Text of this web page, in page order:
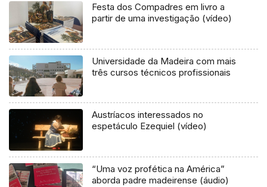
Festa dos Compadres em livro a
partir de uma investigação (vídeo)
Universidade da Madeira com mais
três cursos técnicos profissionais
Austríacos interessados no
espetáculo Ezequiel (vídeo)
“Uma voz profética na América”
aborda padre madeirense (áudio)